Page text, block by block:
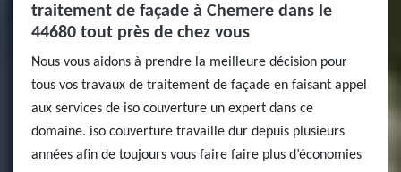
traitement de façade à Chemere dans le
44680 tout près de chez vous
Nous vous aidons à prendre la meilleure décision pour
tous vos travaux de traitement de façade en faisant appel
aux services de iso couverture un expert dans ce
domaine. iso couverture travaille dur depuis plusieurs
années afin de toujours vous faire faire plus d’économies